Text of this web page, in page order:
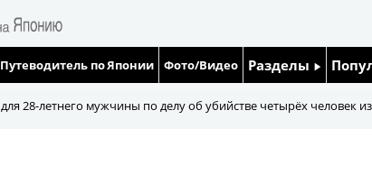
Путеводитель по Японии Фото/Видео Разделы
Люди
28-летнего мужчины по делу об убийстве четырёх человек